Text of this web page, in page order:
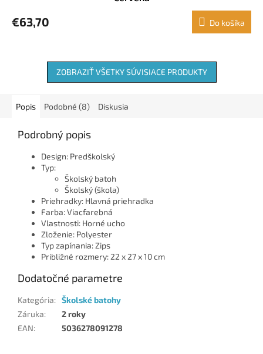
€63,70 Do košíka
ZOBRAZIŤ VŠETKY SÚVISIACE PRODUKTY
Popis Podobné (8) Diskusia
Podrobný popis
Design: Predškolský
Typ:
Školský batoh
Školský (škola)
Priehradky: Hlavná priehradka
Farba: Viacfarebná
Vlastnosti: Horné ucho
Zloženie: Polyester
Typ zapínania: Zips
Približné rozmery: 22 x 27 x 10 cm
Dodatočné parametre
Kategória: Školské batohy
Záruka:
2 roky
EAN: 5036278091278